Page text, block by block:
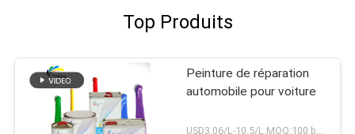
Top Produits
Peinture de réparation
automobile pour voiture
USD3.06/L-10.5/L MOQ:100 boîtes